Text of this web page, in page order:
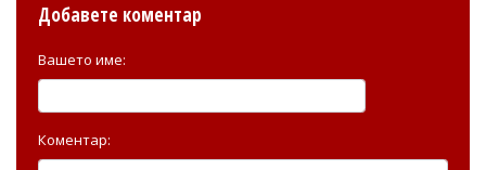
Добавете коментар
Вашето име:
Коментар: